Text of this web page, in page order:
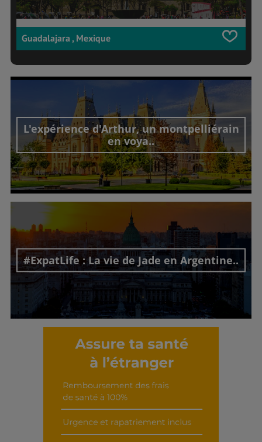
Guadalajara , Mexique
L'expérience d'Arthur, un montpelliérain
en voya..
Découvrir cet interview
#ExpatLife : La vie de Jade en Argentine..
Découvrir cet interview